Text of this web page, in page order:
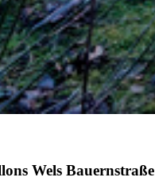
Wels Bauernstraße